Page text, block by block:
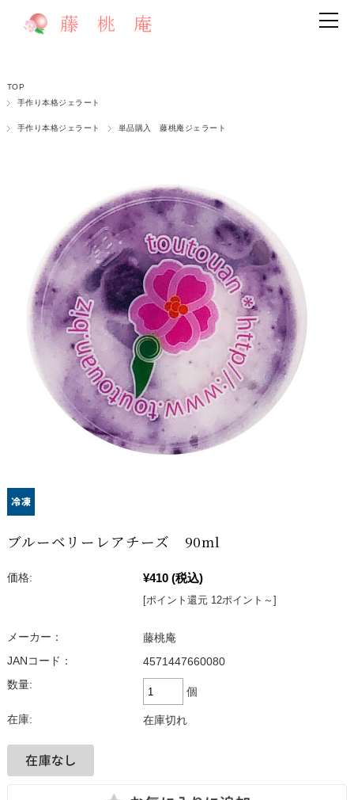
TOP
手作り本格ジェラート
手作り本格ジェラート 単品購入 藤桃庵ジェラート
ブルーベリーレアチーズ 90ml
価格: ¥410 (税込)
[ポイント還元 12ポイント～]
メーカー：
藤桃庵
JANコード：
4571447660080
数量:
個
在庫: 在庫切れ